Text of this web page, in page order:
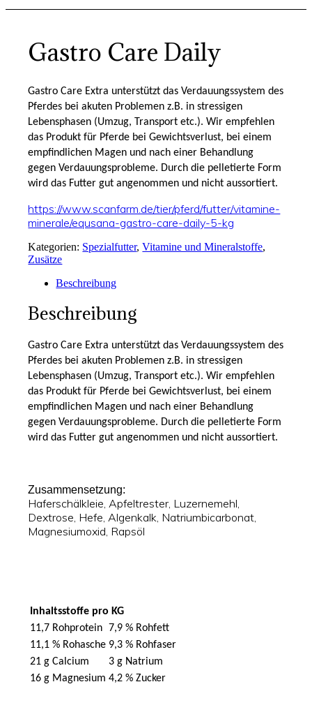
Gastro Care Daily
Gastro Care Extra unterstützt das Verdauungssystem des
Pferdes bei akuten Problemen z.B. in stressigen
Lebensphasen (Umzug, Transport etc.). Wir empfehlen
das Produkt für Pferde bei Gewichtsverlust, bei einem
empfindlichen Magen und nach einer Behandlung
gegen Verdauungsprobleme. Durch die pelletierte Form
wird das Futter gut angenommen und nicht aussortiert.
https://www.scanfarm.de/tier/pferd/futter/vitamine-
minerale/equsana-gastro-care-daily-5-kg
Kategorien: Spezialfutter,Vitamine und Mineralstoffe,
Zusätze
Beschreibung
Beschreibung
Gastro Care Extra unterstützt das Verdauungssystem des
Pferdes bei akuten Problemen z.B. in stressigen
Lebensphasen (Umzug, Transport etc.). Wir empfehlen
das Produkt für Pferde bei Gewichtsverlust, bei einem
empfindlichen Magen und nach einer Behandlung
gegen Verdauungsprobleme. Durch die pelletierte Form
wird das Futter gut angenommen und nicht aussortiert.
Zusammensetzung:
Haferschälkleie, Apfeltrester, Luzernemehl,
Dextrose, Hefe, Algenkalk, Natriumbicarbonat,
Magnesiumoxid, Rapsöl
Inhaltsstoffe pro KG
11,7 Rohprotein
7,9 % Rohfett
11,1 % Rohasche 9,3 % Rohfaser
21 g Calcium
3 g Natrium
16 g Magnesium 4,2 % Zucker